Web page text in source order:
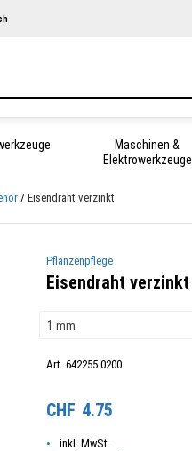
Maschinen &
Elektrowerkzeuge
Eisendraht verzinkt
Pflanzenpflege
Eisendraht verzinkt
Art. 642255.0200
CHF 4.75
inkl. MwSt.